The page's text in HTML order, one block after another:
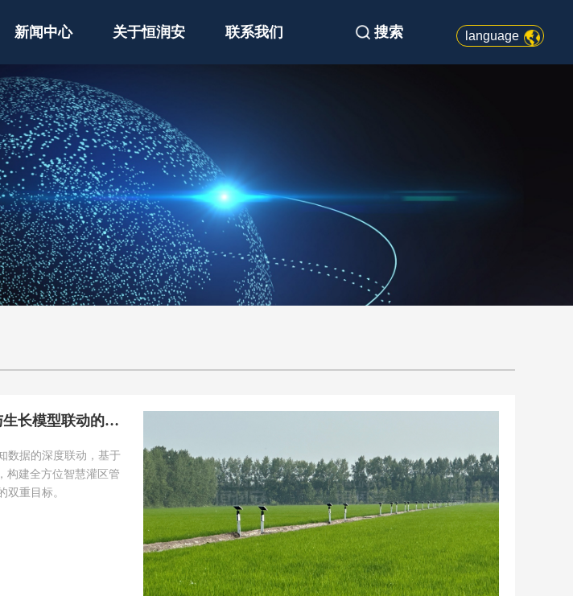
新闻中心 关于恒润安 联系我们 搜索 language
智慧灌区精准配水解决方案：感知与生长模型联动的闸控体系
数据的深度联动，基于
构建全方位智慧灌区管
双重目标。